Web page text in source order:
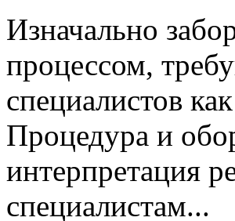
Изначально
процессом,
специалистов
Процедура и
интерпретация
специалистам...